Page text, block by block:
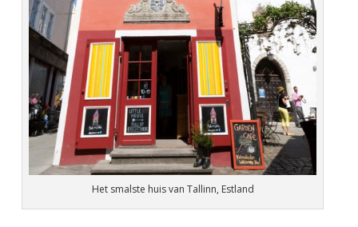
Het smalste huis van Tallinn, Estland